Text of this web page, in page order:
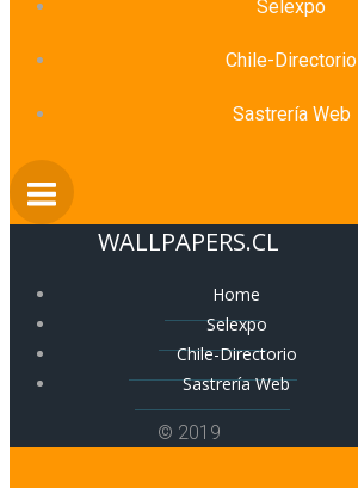
Selexpo
Chile-Directorio
Sastrería Web
WALLPAPERS.CL
Home
Selexpo
Chile-Directorio
Sastrería Web
© 2019